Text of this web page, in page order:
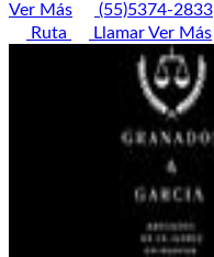
Ver Más
(55)5374-2833
Ruta
LlamarVer Más